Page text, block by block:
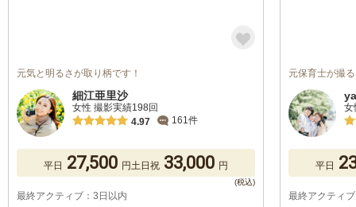
元気と明るさが取り柄です！
細江亜里沙
女性 撮影実績198回
4.97
161件
平日 27,500 円土日祝 33,000 円
最終アクティブ：3日以内
元保育士が撮
女
平日
最終アクティ